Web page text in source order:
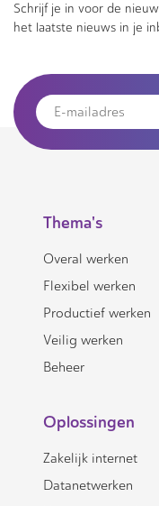
Schrijf je in voor de
het laatste nieuws in je
Thema's
Overal werken
Flexibel werken
Productief werken
Veilig werken
Beheer
Oplossingen
Zakelijk internet
Datanetwerken